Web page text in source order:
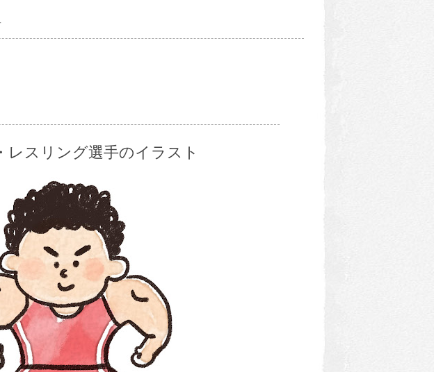
レスリング選手のイラスト